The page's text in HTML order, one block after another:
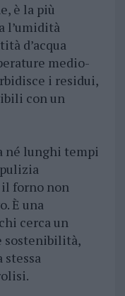
è la più
l’umidità
d’acqua
medio-
i residui,
con un
né lunghi tempi
forno non
È una
cerca un
sostenibilità,
stessa